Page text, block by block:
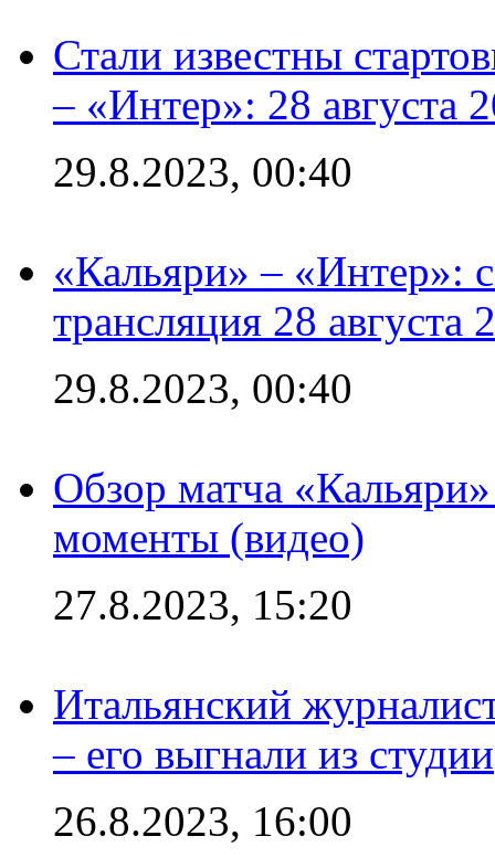
Стали известны
– «Интер»: 28 августа
29.8.2023, 00:40
«Кальяри» – «Интер»:
трансляция 28 августа
29.8.2023, 00:40
Обзор матча
моменты (видео)
27.8.2023, 15:20
Итальянский
– его выгнали из студии
26.8.2023, 16:00